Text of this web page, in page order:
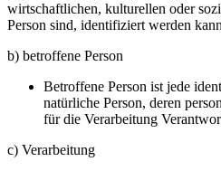
wirtschaftlichen, kulturellen oder
Person sind, identifiziert werden
b) betroffene Person
Betroffene Person ist jede
natürliche Person, deren
für die Verarbeitung
c) Verarbeitung